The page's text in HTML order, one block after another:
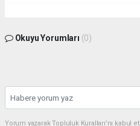
Okuyu Yorumları (0)
Yorum yazarak Topluluk Kuralları’nı kabul